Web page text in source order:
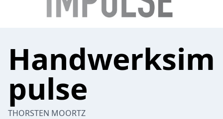
Handwerksim
pulse
THORSTEN MOORTZ